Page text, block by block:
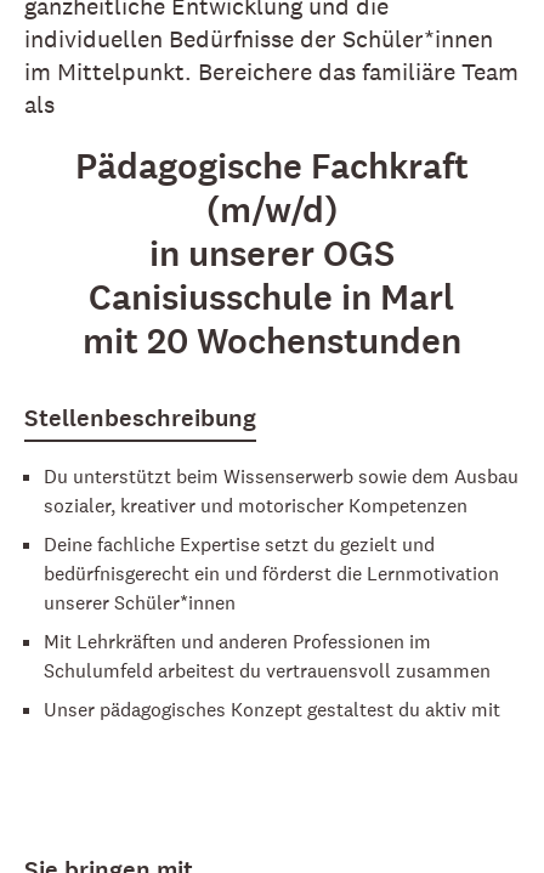
ganzheitliche Entwicklung und die
individuellen Bedürfnisse der Schüler*innen
im Mittelpunkt. Bereichere das familiäre Team
als
Pädagogische Fachkraft
(m/w/d)
in unserer OGS
Canisiusschule in Marl
mit 20 Wochenstunden
Stellenbeschreibung
Du unterstützt beim Wissenserwerb sowie dem Ausbau
sozialer, kreativer und motorischer Kompetenzen
Deine fachliche Expertise setzt du gezielt und
bedürfnisgerecht ein und förderst die Lernmotivation
unserer Schüler*innen
Mit Lehrkräften und anderen Professionen im
Schulumfeld arbeitest du vertrauensvoll zusammen
Unser pädagogisches Konzept gestaltest du aktiv mit